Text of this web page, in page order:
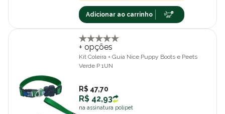
Adicionar ao carrinho
+ opções
Kit Coleira + Guia Nice Puppy Boots e Peets
Verde P 1UN
R$ 47,70
R$ 42,93
na assinatura polipet